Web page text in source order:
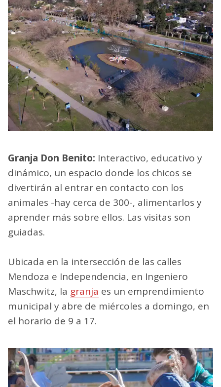
Granja Don Benito: Interactivo, educativo y
dinámico, un espacio donde los chicos se
divertirán al entrar en contacto con los
animales -hay cerca de 300-, alimentarlos y
aprender más sobre ellos. Las visitas son
guiadas.
Ubicada en la intersección de las calles
Mendoza e Independencia, en Ingeniero
Maschwitz, la granja es un emprendimiento
municipal y abre de miércoles a domingo, en
el horario de 9 a 17.